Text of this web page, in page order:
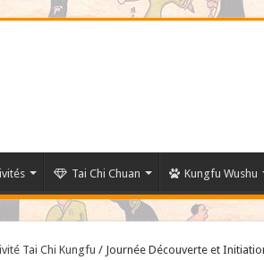
Tai Chi Chuan Kungfu Wushu
Tai Chi Kungfu / Journée Découverte et